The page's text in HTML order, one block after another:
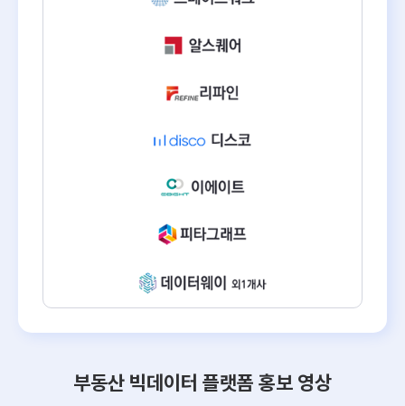
부동산 빅데이터 플랫폼 홍보 영상